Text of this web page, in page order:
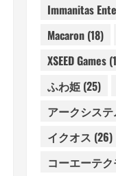
Immanitas
Macaron(18)
XSEED Games
ふわ姫(25)
アークシス
イクオス (26)
コーエーテ